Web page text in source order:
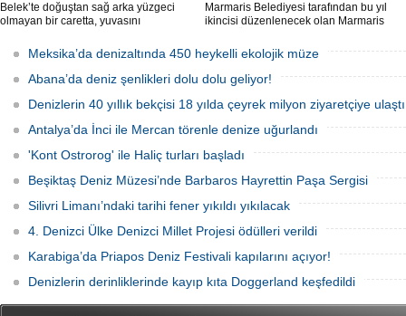
Belek’te doğuştan sağ arka yüzgeci
olmayan bir caretta, yuvasını
üzerine bıraktı. "DOA" adı verilen deniz
kaplumbağasına ilk kez uydu izleme
cihazı takıldı ve denize uğurlandı.
Marmaris Belediyesi tarafından bu yıl
ikincisi düzenlenecek olan Marmaris
tarihleri arasında Selimiye
Mahallesi'nde gerçekleştirilecek.
Festivalde deniz ürünleri, yöresel
lezzetler ve kentin kıyı kültürü ön plana
çıkarılacak.
Meksika’da denizaltında 450 heykelli ekolojik müze
Abana’da deniz şenlikleri dolu dolu geliyor!
Denizlerin 40 yıllık bekçisi 18 yılda çeyrek milyon ziyaretçiye ulaştı
Antalya’da İnci ile Mercan törenle denize uğurlandı
'Kont Ostrorog' ile Haliç turları başladı
Beşiktaş Deniz Müzesi’nde Barbaros Hayrettin Paşa Sergisi
Silivri Limanı’ndaki tarihi fener yıkıldı yıkılacak
4. Denizci Ülke Denizci Millet Projesi ödülleri verildi
Karabiga’da Priapos Deniz Festivali kapılarını açıyor!
Denizlerin derinliklerinde kayıp kıta Doggerland keşfedildi